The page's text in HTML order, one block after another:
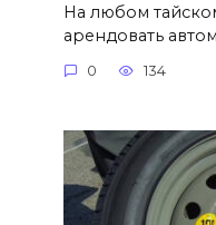
На любом
арендовать
0 134